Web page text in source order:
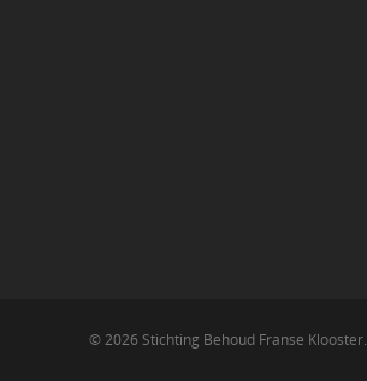
© 2026 Stichting Behoud Franse Klooster.